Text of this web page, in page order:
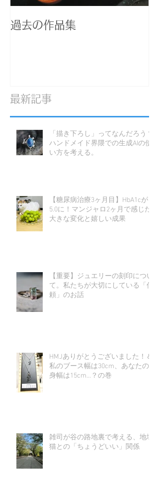
過去の作品集
最新記事
「描き下ろし」ってなんだろう？
ハンドメイド界隈での生成AIの使
い方を考える。
【糖尿病治療3ヶ月目】HbA1cが
5.0に！マンジャロ2ヶ月で感じた
大きな変化と嬉しい成果
【重要】ジュエリーの刻印につい
て。私たちが大切にしている「信
頼」のお話
HMJありがとうございました！＆
私のブース幅は30cm、あなたの
身幅は15cm…？の巻
雑司が谷の路地裏で考える、地域
猫との「ちょうどいい」関係